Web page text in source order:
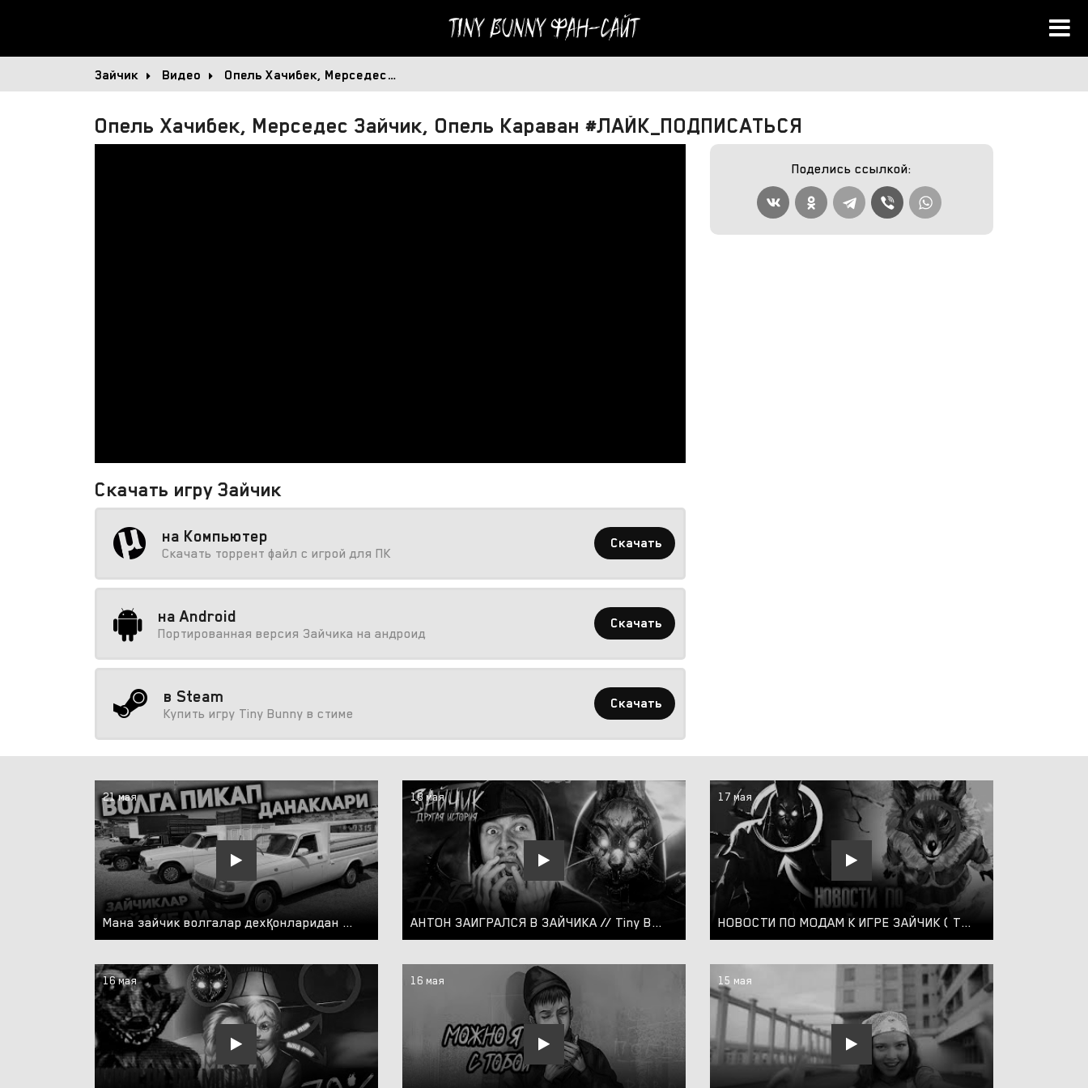
Tiny BunnyФан-сайт
Зайчик Видео Опель Хачибек, Мерседес…
Опель Хачибек, Мерседес Зайчик, Опель Караван #ЛАЙК_ПОДПИСАТЬСЯ
Скачать игру Зайчик
на Компьютер
Скачать торрент файл с игрой для ПК
Скачать
на Android
Портированная версия Зайчика на андроид
Скачать
в Steam
Купить игру Tiny Bunny в стиме
Скачать
Поделись ссылкой:
21 мая
Мана зайчик волгалар дехқонларидан ва пикаплардан танлорасиз!
18 мая
АНТОН ЗАИГРАЛСЯ В ЗАЙЧИКА // Tiny Bunny: Other Story #5
17 мая
НОВОСТИ ПО МОДАМ К ИГРЕ ЗАЙЧИК ( TINY BUNNY ) # 24
16 мая 16 мая 15 мая